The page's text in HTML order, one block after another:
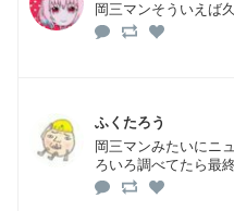
岡三マンそういえば
ふくたろう
岡三マンみたいにニ
ろいろ調べてたら最